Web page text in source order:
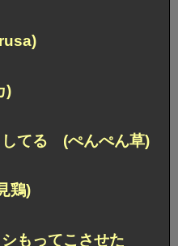
)
してる (ぺんぺん草)
鶏)
もってこさせた